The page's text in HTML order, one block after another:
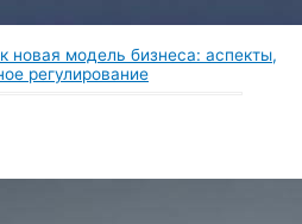
новая модель бизнеса: аспекты,
регулирование